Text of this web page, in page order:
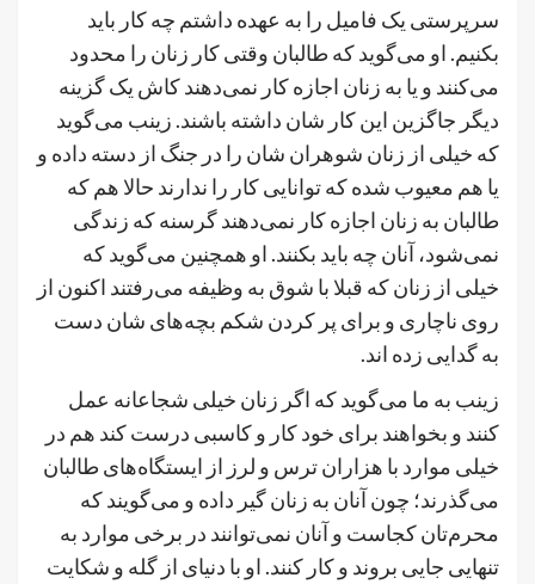
سرپرستی یک فامیل را به عهده داشتم چه کار باید
بکنیم. او می‌گوید که طالبان وقتی کار زنان را محدود
می‌کنند و یا به زنان اجازه کار نمی‌دهند کاش یک گزینه
دیگر جاگزین این کار شان داشته باشند. زینب می‌گوید
که خیلی از زنان شوهران شان را در جنگ از دسته داده و
یا هم معیوب شده که توانایی کار را ندارند حالا هم که
طالبان به زنان اجازه کار نمی‌دهند گرسنه که زندگی
نمی‌شود، آنان چه باید بکنند. او همچنین می‌گوید که
خیلی از زنان که قبلا با شوق به وظیفه می‌رفتند اکنون از
روی ناچاری و برای پر کردن شکم بچه‌های شان دست
به گدایی زده اند.
زینب به ما می‌گوید که اگر زنان خیلی شجاعانه عمل
کنند و بخواهند برای خود کار و کاسبی درست کند هم در
خیلی موارد با هزاران ترس و لرز از ایستگاه‌های طالبان
می‌گذرند؛ چون آنان به زنان گیر داده و می‌گویند که
محرم‌تان کجاست و آنان نمی‌توانند در برخی موارد به
تنهایی جایی بروند و کار کنند. او با دنیای از گله و شکایت